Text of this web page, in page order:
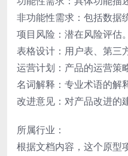
非功能性需求：包括数据
项目风险：潜在风险评估。
表格设计：用户表、第三
运营计划：产品的运营策略
名词解释：专业术语的解释
改进意见：对产品改进的
所属行业：
根据文档内容，这个原型